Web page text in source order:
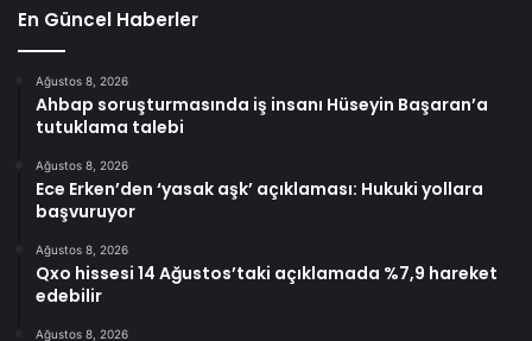
En Güncel Haberler
Ağustos 8, 2026
Ahbap soruşturmasında iş insanı Hüseyin Başaran’a
tutuklama talebi
Ağustos 8, 2026
Ece Erken’den ‘yasak aşk’ açıklaması: Hukuki yollara
başvuruyor
Ağustos 8, 2026
Qxo hissesi 14 Ağustos’taki açıklamada %7,9 hareket
edebilir
Ağustos 8, 2026